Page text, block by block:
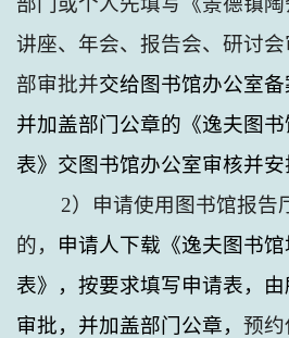
讲座、年会、报告会、研讨
部审批并交给图书馆办公室
并加盖部门公章的《逸夫图
表》交图书馆办公室审核并安
2）申请使用图书馆报告
的， 申请人下载《逸夫图书
表》，按要求填写申请表，
审批，并加盖部门公章， 预约